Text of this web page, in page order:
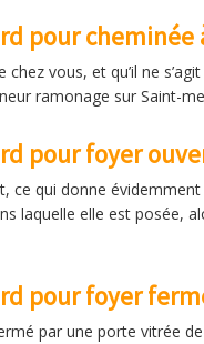
pour cheminée
vous, et qu’il ne
ramonage sur Saint-
pour foyer
ce qui donne
laquelle elle est posée,
pour foyer
par une porte vitrée